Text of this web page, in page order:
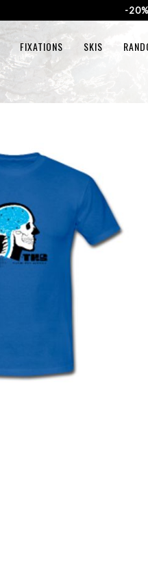
-
FIXATIONS SKIS